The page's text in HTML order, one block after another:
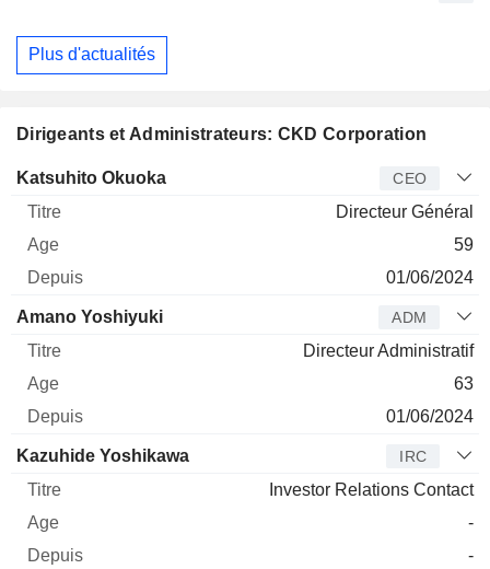
Plus d'actualités
Dirigeants et Administrateurs: CKD Corporation
Dirigeant Titre Age
Katsuhito Okuoka CEO
Directeur Général
59
01/06/2024
Amano Yoshiyuki ADM
Directeur Administratif
63
01/06/2024
Kazuhide Yoshikawa IRC
Investor Relations Contact
-
-